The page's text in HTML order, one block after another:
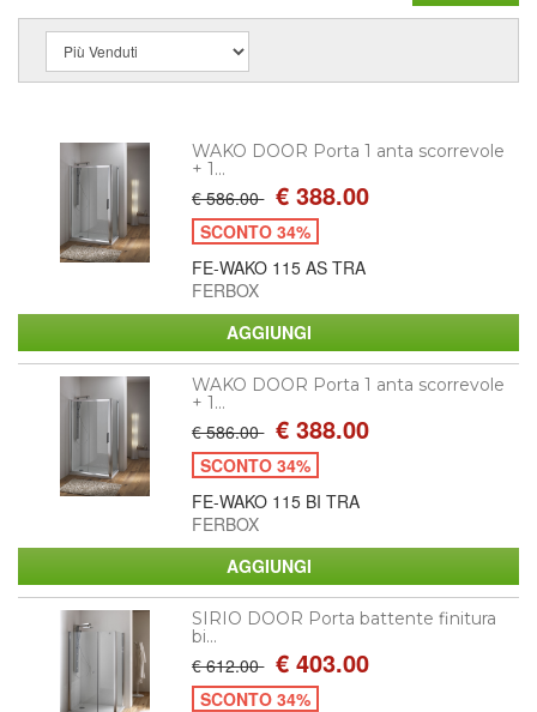
WAKO DOOR Porta 1 anta scorrevole
+ 1...
€ 586.00 € 388.00
SCONTO 34%
FE-WAKO 115 AS TRA
FERBOX
WAKO DOOR Porta 1 anta scorrevole
+ 1...
€ 586.00 € 388.00
SCONTO 34%
FE-WAKO 115 BI TRA
FERBOX
SIRIO DOOR Porta battente finitura
bi...
€ 612.00 € 403.00
SCONTO 34%